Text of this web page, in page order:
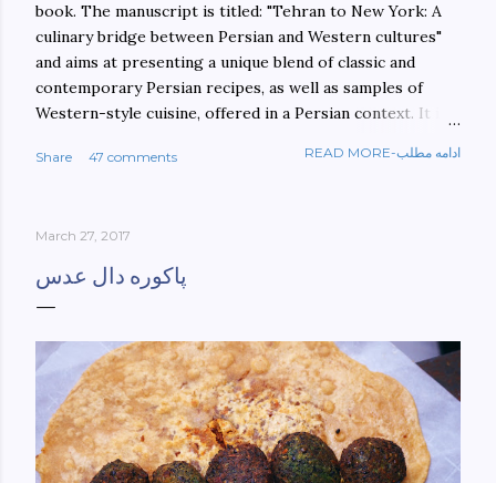
book. The manuscript is titled: "Tehran to New York: A
culinary bridge between Persian and Western cultures"
and aims at presenting a unique blend of classic and
contemporary Persian recipes, as well as samples of
Western-style cuisine, offered in a Persian context. It is
walls. This book aims at constructing a bridge between
York-culinary-cultures-
ebook/dp/B0861H47GS/ref=sr_1_1?
dchild=1&keywords=tehran+to+new+york&qid=158481093
Share 47 comments READ MORE-ادامه مطلب
March 27, 2017
پاکوره دال عدس